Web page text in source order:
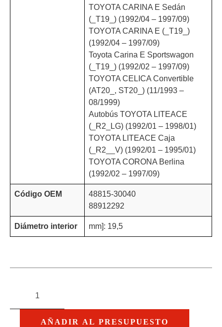
TOYOTA CARINA E Sedán
(_T19_) (1992/04 – 1997/09)
TOYOTA CARINA E (_T19_)
(1992/04 – 1997/09)
Toyota Carina E Sportswagon
(_T19_) (1992/02 – 1997/09)
TOYOTA CELICA Convertible
(AT20_, ST20_) (11/1993 –
08/1999)
Autobús TOYOTA LITEACE
(_R2_LG) (1992/01 – 1998/01)
TOYOTA LITEACE Caja
(_R2__V) (1992/01 – 1995/01)
TOYOTA CORONA Berlina
(1992/02 – 1997/09)
Código OEM
48815-30040
88912292
Diámetro interior mm]: 19,5
AÑADIR AL PRESUPUESTO